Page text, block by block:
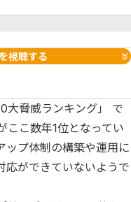
視聴する
大脅威ランキング」 で
ここ数年1位となってい
ップ体制の構築や運用に
応ができていないようで